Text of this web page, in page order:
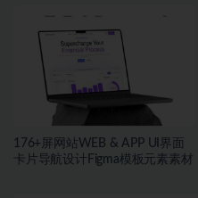
176+屏网站WEB & APP UI界面
卡片导航设计Figma模板元素素材